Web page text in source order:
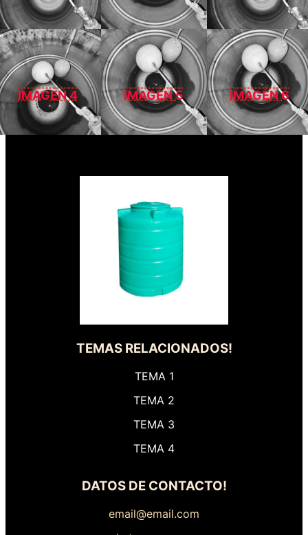
IMAGEN 4 IMAGEN 5 IMAGEN 6
TEMAS RELACIONADOS!
TEMA 1
TEMA 2
TEMA 3
TEMA 4
DATOS DE CONTACTO!
email@email.com